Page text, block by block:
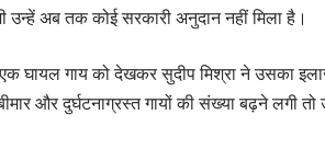
उन्हें अब तक कोई सरकारी अनुदान नहीं मिला है।
घायल गाय को देखकर सुदीप मिश्रा ने उसका
और दुर्घटनाग्रस्त गायों की संख्या बढ़ने लगी